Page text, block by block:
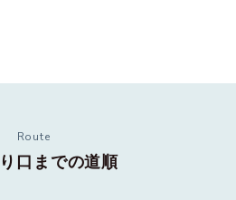
Route
口までの道順